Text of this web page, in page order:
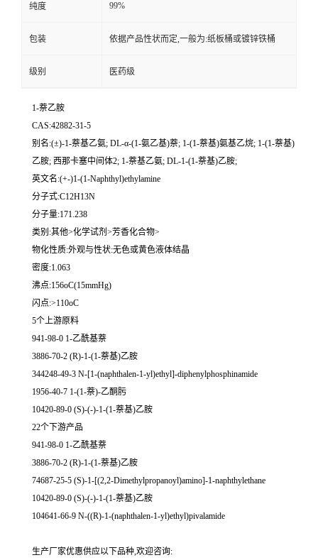
纯度 99%
包装 依据产品性状而定,一般为:纸板桶或镀锌铁桶
级别 医药级
1-萘乙胺
CAS:42882-31-5
别名:(±)-1-萘基乙氨; DL-α-(1-氨乙基)萘; 1-(1-萘基)氨基乙烷; 1-(1-萘基)
乙胺; 西那卡塞中间体2; 1-萘基乙氨; DL-1-(1-萘基)乙胺;
英文名:(+-)1-(1-Naphthyl)ethylamine
分子式:C12H13N
分子量:171.238
类别:其他>化学试剂>芳香化合物>
物化性质:外观与性状:无色或黄色液体结晶
密度:1.063
沸点:156oC(15mmHg)
闪点:>110oC
5个上游原料
941-98-0 1-乙酰基萘
3886-70-2 (R)-1-(1-萘基)乙胺
344248-49-3 N-[1-(naphthalen-1-yl)ethyl]-diphenylphosphinamide
1956-40-7 1-(1-萘)-乙酮肟
10420-89-0 (S)-(-)-1-(1-萘基)乙胺
22个下游产品
941-98-0 1-乙酰基萘
3886-70-2 (R)-1-(1-萘基)乙胺
74687-25-5 (S)-1-[(2,2-Dimethylpropanoyl)amino]-1-naphthylethane
10420-89-0 (S)-(-)-1-(1-萘基)乙胺
104641-66-9 N-((R)-1-(naphthalen-1-yl)ethyl)pivalamide
生产厂家优惠供应以下品种,欢迎咨询: